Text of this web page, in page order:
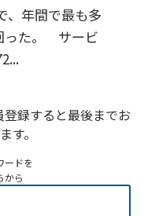
、年間で最も多
った。 サービ
録すると最後までお
す。
ードを
から